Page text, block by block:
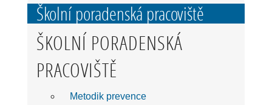
Školní poradenská pracoviště
ŠKOLNÍ PORADENSKÁ
PRACOVIŠTĚ
Metodik prevence